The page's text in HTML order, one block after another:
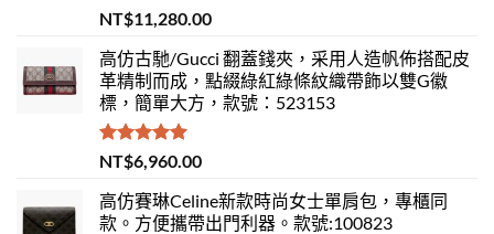
評分5.00
滿分 5
NT$11,280.00
高仿古馳/Gucci 翻蓋錢夾，采用人造帆佈搭配皮
革精制而成，點綴綠紅綠條紋織帶飾以雙G徽
標，簡單大方，款號：523153
評分 5.00
滿分 5
NT$6,960.00
高仿賽琳Celine新款時尚女士單肩包，專櫃同
款。方便攜帶出門利器。款號:100823